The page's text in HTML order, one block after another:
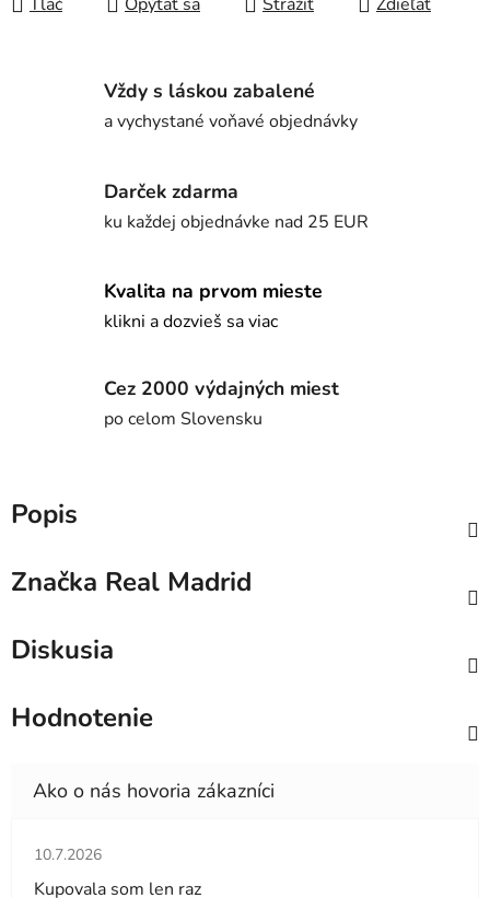
Vždy s láskou zabalené
a vychystané voňavé objednávky
Darček zdarma
ku každej objednávke nad 25 EUR
Kvalita na prvom mieste
klikni a dozvieš sa viac
Cez 2000 výdajných miest
po celom Slovensku
Popis
Značka Real Madrid
Diskusia
Hodnotenie
Hodnotenie obchodu je 5 z 5 hviezdičiek.
10.7.2026
Kupovala som len raz